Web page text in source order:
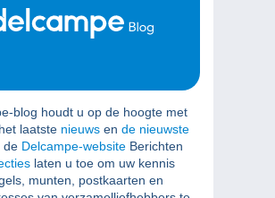
blog houdt u op de hoogte met
laatste nieuws en de nieuwste
de Delcampe-website Berichten
laten u toe om uw kennis
munten, postkaarten en